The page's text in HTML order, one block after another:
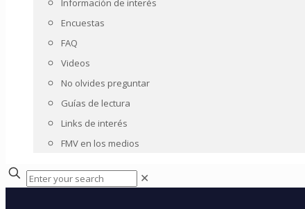
Información de interés
Encuestas
FAQ
Videos
No olvides preguntar
Guías de lectura
Links de interés
FMV en los medios
✕